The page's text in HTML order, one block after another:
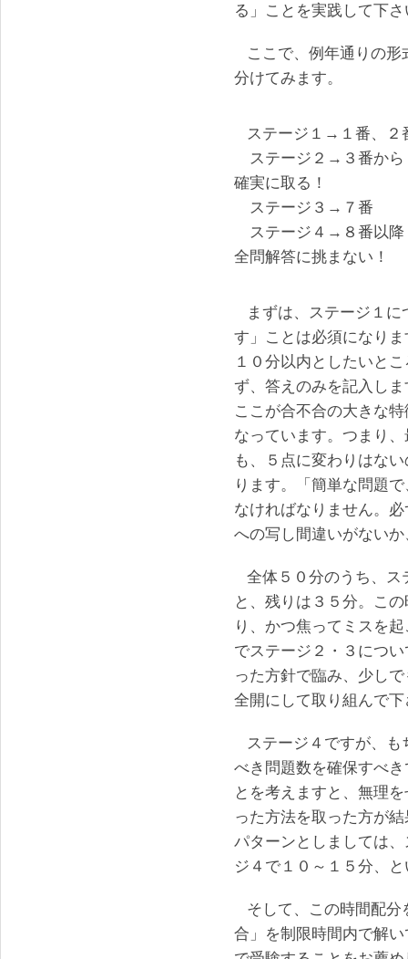
る」ことを実践して下
ここで、例年通りの
分けてみます。
ステージ１→１番、２
ステージ２→３番から
確実に取る！
ステージ３→７番
ステージ４→８番以降
全問解答に挑まない！
まずは、ステージ１
す」ことは必須になり
１０分以内としたいと
ず、答えのみを記入し
ここが合不合の大きな
なっています。つまり
も、５点に変わりはな
ります。「簡単な問題
なければなりません。
への写し間違いがない
全体５０分のうち、
と、残りは３５分。こ
り、かつ焦ってミスを
でステージ２・３につ
った方針で臨み、少し
全開にして取り組んで
ステージ４ですが、
べき問題数を確保すべ
とを考えますと、無理
った方法を取った方が
パターンとしましては
ジ４で１０～１５分、
そして、この時間配
合」を制限時間内で解